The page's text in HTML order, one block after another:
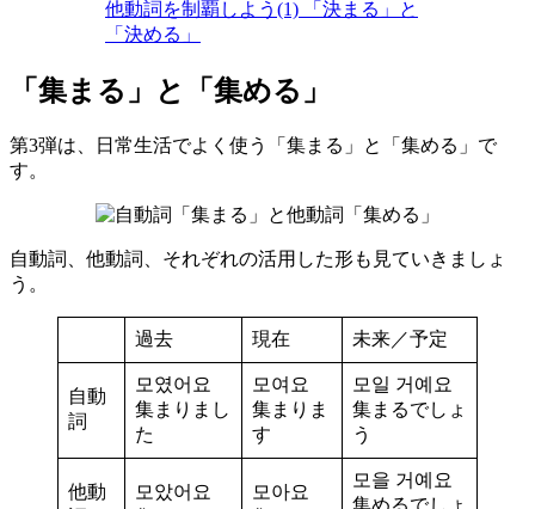
他動詞を制覇しよう(1) 「決まる」と
「決める」
「集まる」と「集める」
第3弾は、日常生活でよく使う「集まる」と「集める」で
す。
自動詞、他動詞、それぞれの活用した形も見ていきましょ
う。
過去 現在 未来／予定
自動
詞
모였어요
集まりまし
た
모여요
集まりま
す
모일 거예요
集まるでしょ
う
他動
모았어요
모아요
모을 거예요
集めるでしょ